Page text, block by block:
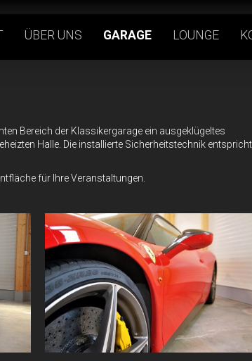
ÜBER UNS GARAGE LOUNGE
Bereich der Klassikergarage ein ausgeklügeltes
Halle. Die installierte Sicherheitstechnik entspricht
für Ihre Veranstaltungen.